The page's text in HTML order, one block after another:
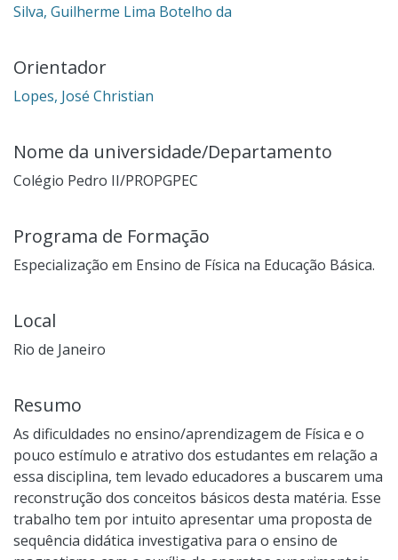
Silva, Guilherme Lima Botelho da
Orientador
Lopes, José Christian
Nome da universidade/Departamento
Colégio Pedro II/PROPGPEC
Programa de Formação
Especialização em Ensino de Física na Educação Básica.
Local
Rio de Janeiro
Resumo
As dificuldades no ensino/aprendizagem de Física e o
pouco estímulo e atrativo dos estudantes em relação a
essa disciplina, tem levado educadores a buscarem uma
reconstrução dos conceitos básicos desta matéria. Esse
trabalho tem por intuito apresentar uma proposta de
sequência didática investigativa para o ensino de